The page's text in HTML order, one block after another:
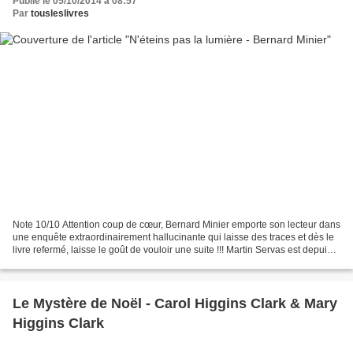
Par tousleslivres
Note 10/10 Attention coup de cœur, Bernard Minier emporte son lecteur dans
une enquête extraordinairement hallucinante qui laisse des traces et dès le
livre refermé, laisse le goût de vouloir une suite !!! Martin Servas est depuis 6
Le Mystère de Noël - Carol Higgins Clark & Mary
Higgins Clark